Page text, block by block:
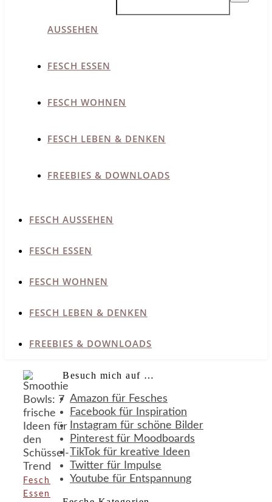
AUSSEHEN
FESCH ESSEN
FESCH WOHNEN
FESCH LEBEN & DENKEN
FREEBIES & DOWNLOADS
FESCH AUSSEHEN
FESCH ESSEN
FESCH WOHNEN
FESCH LEBEN & DENKEN
FREEBIES & DOWNLOADS
Fesch
Essen
Besuch mich auf …
Amazon für Fesches
Facebook für Inspiration
Instagram für schöne Bilder
Pinterest für Moodboards
TikTok für kreative Ideen
Twitter für Impulse
Youtube für Entspannung